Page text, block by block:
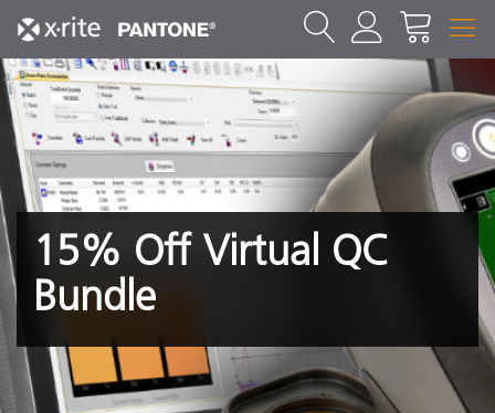
15% Off Virtual QC
Bundle